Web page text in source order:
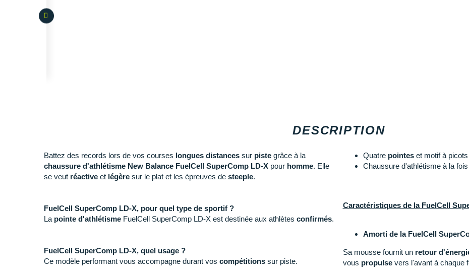
DESCRIPTION
Battez des records lors de vos courses longues distances sur piste grâce à la
chaussure d'athlétisme New Balance FuelCell SuperComp LD-X pour homme. Elle
se veut réactive et légère sur le plat et les épreuves de steeple.
FuelCell SuperComp LD-X, pour quel type de sportif ?
La pointe d'athlétisme FuelCell SuperComp LD-X est destinée aux athlètes confirmés.
FuelCell SuperComp LD-X, quel usage ?
Ce modèle performant vous accompagne durant vos compétitions sur piste.
Quatrepointes et motif à
Chaussure d'athlétisme à la fois
Caractéristiques de la FuelCell
Amorti de la FuelCell
Sa mousse fournit un retour
vous propulsevers l'avant à chaque